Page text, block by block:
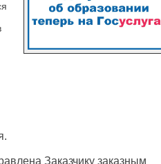
Заказчику заказным